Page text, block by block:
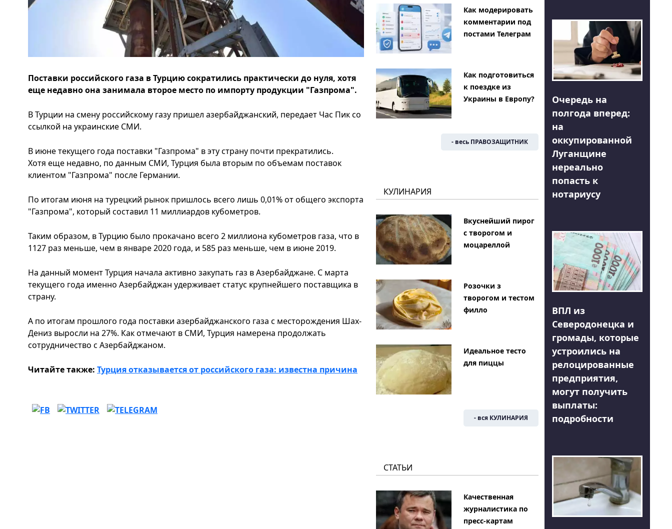
Поставки российского газа в Турцию сократились практически до нуля, хотя
еще недавно она занимала второе место по импорту продукции "Газпрома".
В Турции на смену российскому газу пришел азербайджанский, передает Час Пик со
ссылкой на украинские СМИ.
В июне текущего года поставки "Газпрома" в эту страну почти прекратились.
Хотя еще недавно, по данным СМИ, Турция была вторым по объемам поставок
клиентом "Газпрома" после Германии.
По итогам июня на турецкий рынок пришлось всего лишь 0,01% от общего экспорта
"Газпрома", который составил 11 миллиардов кубометров.
Таким образом, в Турцию было прокачано всего 2 миллиона кубометров газа, что в
1127 раз меньше, чем в январе 2020 года, и 585 раз меньше, чем в июне 2019.
На данный момент Турция начала активно закупать газ в Азербайджане. С марта
текущего года именно Азербайджан удерживает статус крупнейшего поставщика в
страну.
А по итогам прошлого года поставки азербайджанского газа с месторождения Шах-
Дениз выросли на 27%. Как отмечают в СМИ, Турция намерена продолжать
сотрудничество с Азербайджаном.
Читайте также: Турция отказывается от российского газа: известна причина
Как модерировать
комментарии под
постами Телеграм
Как подготовиться
к поездке из
Украины в Европу?
- весь ПРАВОЗАЩИТНИК
КУЛИНАРИЯ
Вкуснейший пирог
с творогом и
моцареллой
Розочки з
творогом и тестом
филло
Идеальное тесто
для пиццы
- вся КУЛИНАРИЯ
СТАТЬИ
Качественная
журналистика по
пресс-картам
Очередь на
полгода вперед:
на
оккупированной
Луганщине
нереально
попасть к
нотариусу
ВПЛ из
Северодонецка и
громады, которые
устроились на
релоцированные
предприятия,
могут получить
выплаты:
подробности